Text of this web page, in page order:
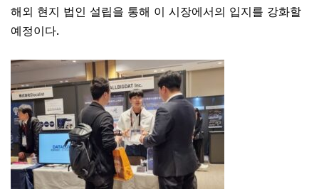
해외 현지 법인 설립을 통해 이 시장에서의 입지를 강화할
예정이다.